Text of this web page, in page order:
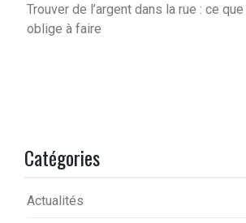
Trouver de l’argent dans la rue : ce
oblige à faire
Catégories
Actualités